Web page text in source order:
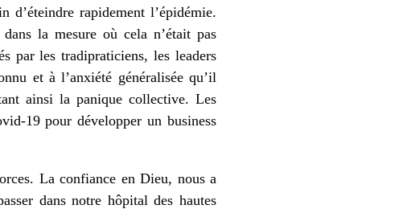
rapidement l’épidémie.
la mesure où cela n’était pas
par les tradipraticiens, les leaders
et à l’anxiété généralisée qu’il
ainsi la panique collective. Les
19 pour développer un business
La confiance en Dieu, nous a
dans notre hôpital des hautes